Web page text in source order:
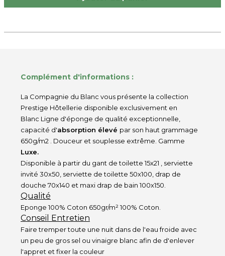
Complément d'informations :
La Compagnie du Blanc vous présente la collection
Prestige Hôtellerie disponible exclusivement en
Blanc Ligne d'éponge de qualité exceptionnelle,
capacité d'absorption élevé par son haut grammage
650g/m2 . Douceur et souplesse extrême. Gamme
Luxe.
Disponible à partir du gant de toilette 15x21 , serviette
invité 30x50, serviette de toilette 50x100, drap de
douche 70x140 et maxi drap de bain 100x150.
Qualité
Eponge 100% Coton 650gr/m² 100% Coton.
Conseil Entretien
Faire tremper toute une nuit dans de l'eau froide avec
un peu de gros sel ou vinaigre blanc afin de d'enlever
l'appret et fixer la couleur